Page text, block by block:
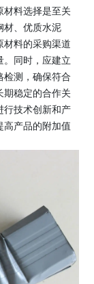
材料选择是至关
材、优质水泥
料的采购渠道
同时，应建立
检测，确保符合
期稳定的合作关
行技术创新和产
产品的附加值